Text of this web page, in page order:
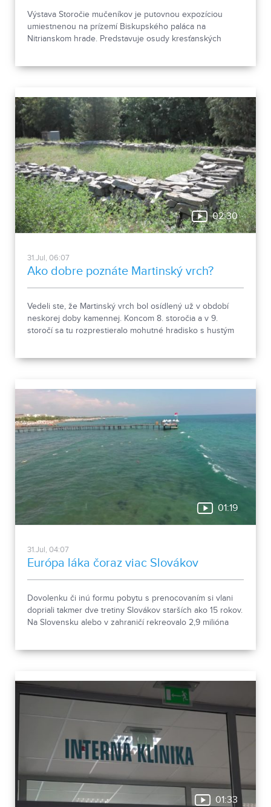
Výstava Storočie mučeníkov je putovnou expozíciou
umiestnenou na prízemí Biskupského paláca na
Nitrianskom hrade. Predstavuje osudy kresťanských
02:30
31.Jul, 06:07
Ako dobre poznáte Martinský vrch?
Vedeli ste, že Martinský vrch bol osídlený už v období
neskorej doby kamennej. Koncom 8. storočia a v 9.
storočí sa tu rozprestieralo mohutné hradisko s hustým
nemocnice s dvoma menšími pavilónmi a park.
01:19
31.Jul, 04:07
Európa láka čoraz viac Slovákov
Dovolenku či inú formu pobytu s prenocovaním si vlani
dopriali takmer dve tretiny Slovákov starších ako 15 rokov.
Na Slovensku alebo v zahraničí rekreovalo 2,9 milióna
01:33